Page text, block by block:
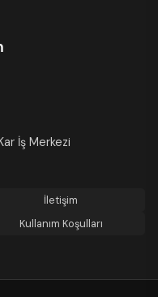
İş Merkezi
İletişim
Kullanım Koşulları